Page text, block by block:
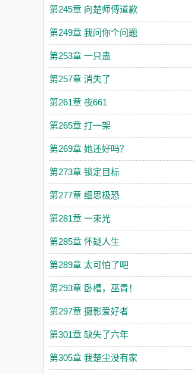
第245章 向楚师傅道歉
第249章 我问你个问题
第253章 一只蛊
第257章 消失了
第261章 夜661
第265章 打一架
第269章 她还好吗？
第273章 锁定目标
第277章 细思极恐
第281章 一束光
第285章 怀疑人生
第289章 太可怕了吧
第293章 卧槽，巫青！
第297章 摄影爱好者
第301章 缺失了六年
第305章 我楚尘没有家